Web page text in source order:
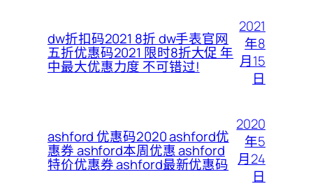
dw折扣码2021 8折 dw手表官网
五折优惠码2021 限时8折大促 年
中最大优惠力度 不可错过!
2021
年8
月15
日
ashford 优惠码2020 ashford优
惠券 ashford本周优惠 ashford
特价优惠券 ashford最新优惠码
2020
年5
月24
日